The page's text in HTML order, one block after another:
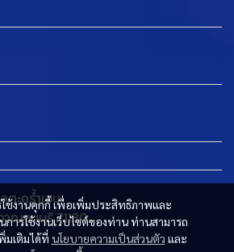
ใช้งานคุกกี้ เพื่อเพิ่มประสิทธิภาพและ
ารใช้งานเว็บไซต์ของท่าน ท่านสามารถ
มเติมได้ที่ นโยบายความเป็นส่วนตัว และ
ตะคร้ำเอน
าญจนบุรี 71130